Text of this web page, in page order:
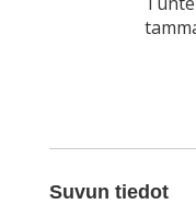
Suvun tiedot